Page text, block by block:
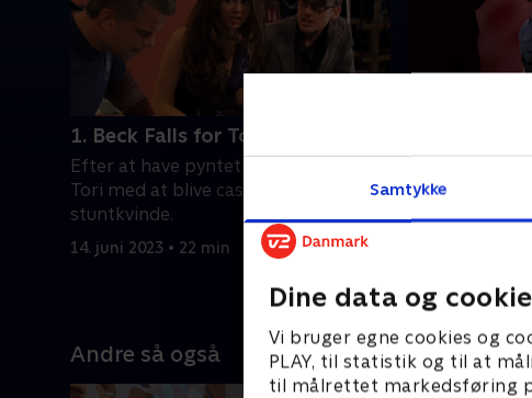
Samtykke
Dine data og
Vi bruger egne cookies og
PLAY, til statistik og til at
til målrettet markedsføring
1. Beck Falls for Tori
Efter at have pyntet på sit cv ender
Tori med at blive castet som
stuntkvinde.
14. juni 2023 • 22 min
alle eleverne
at beholde
Andre så også